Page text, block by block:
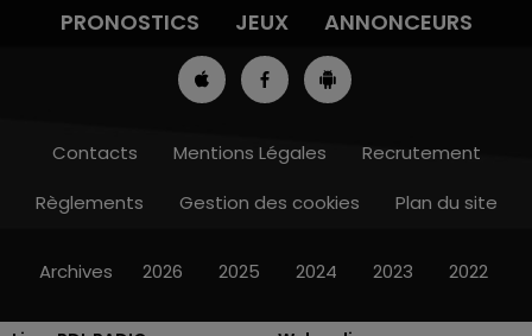
7h00 - 10h00
PRONOSTICS
JEUX ANNONCEURS
Contacts Mentions Légales
Recrutement
Règlements
Gestion des cookies Plan du site
Archives 2026 2025 2024 2023 2022